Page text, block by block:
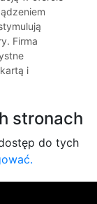
Firma
i
stronach
do tych